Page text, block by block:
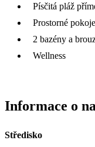
Písčitá pláž
Prostorné
2 bazény a
Wellness
Informace o
Středisko